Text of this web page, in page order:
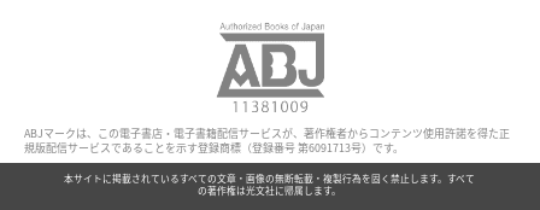
ABJマークは、この電子書店・電子書籍配信サービスが、著作権者からコンテンツ使用許諾を得た正
規版配信サービスであることを示す登録商標（登録番号 第6091713号）です。
本サイトに掲載されているすべての文章・画像の無断転載・複製行為を固く禁止します。すべて
の著作権は光文社に帰属します。